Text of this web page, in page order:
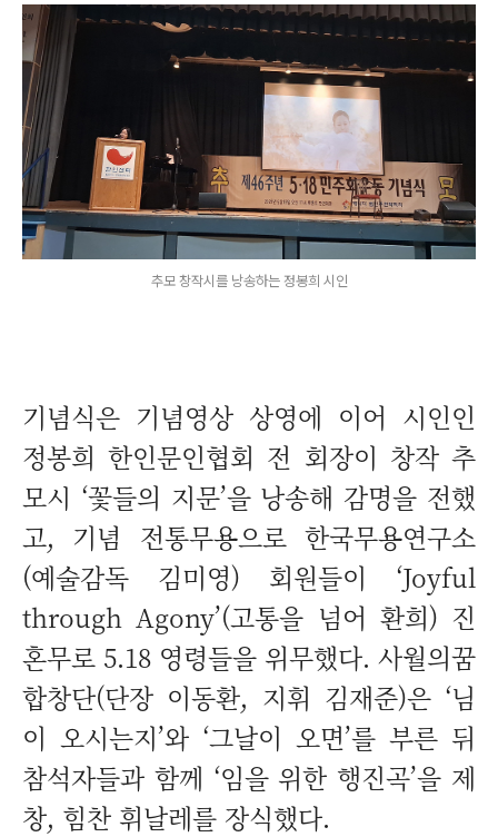
추모 창작시를 낭송하는 정봉희 시인
기념식은 기념영상 상영에 이어 시인인
정봉희 한인문인협회 전 회장이 창작 추
모시 ‘꽃들의 지문’을 낭송해 감명을 전했
고, 기념 전통무용으로 한국무용연구소
(예술감독 김미영) 회원들이 ‘Joyful
through Agony’(고통을 넘어 환희) 진
혼무로 5.18 영령들을 위무했다. 사월의꿈
합창단(단장 이동환, 지휘 김재준)은 ‘님
이 오시는지’와 ‘그날이 오면’를 부른 뒤
참석자들과 함께 ‘임을 위한 행진곡’을 제
창, 힘찬 휘날레를 장식했다.